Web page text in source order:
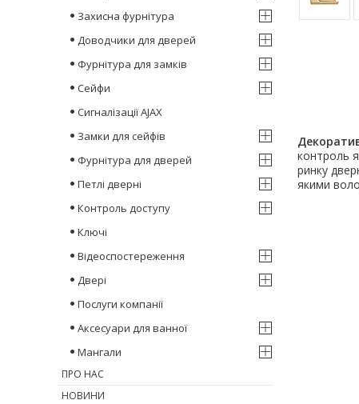
контроль
ринку
якими
Захисна фурнітура
Доводчики для дверей
Фурнітура для замків
Сейфи
Сигналізації AJAX
Замки для сейфів
Фурнітура для дверей
Петлі дверні
Контроль доступу
Ключі
Відеоспостереження
Двері
Послуги компанії
Аксесуари для ванної
Мангали
ПРО НАС
НОВИНИ